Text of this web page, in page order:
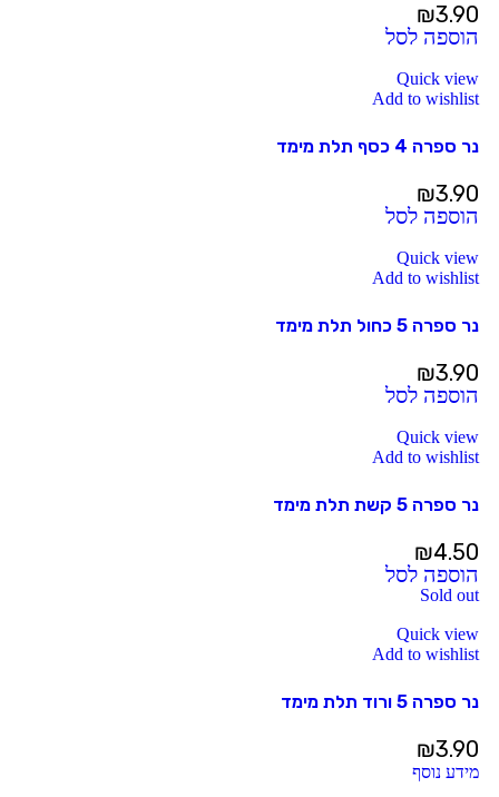
₪3.90
הוספה לסל
Quick view
Add to wishlist
נר ספרה 4 כסף תלת מימד
₪3.90
הוספה לסל
Quick view
Add to wishlist
נר ספרה 5 כחול תלת מימד
₪3.90
הוספה לסל
Quick view
Add to wishlist
נר ספרה 5 קשת תלת מימד
₪4.50
הוספה לסל
Sold out
Quick view
Add to wishlist
נר ספרה 5 ורוד תלת מימד
₪3.90
מידע נוסף